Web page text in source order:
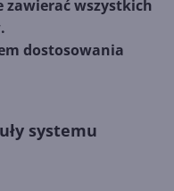
wszystkich
dostosowania
systemu